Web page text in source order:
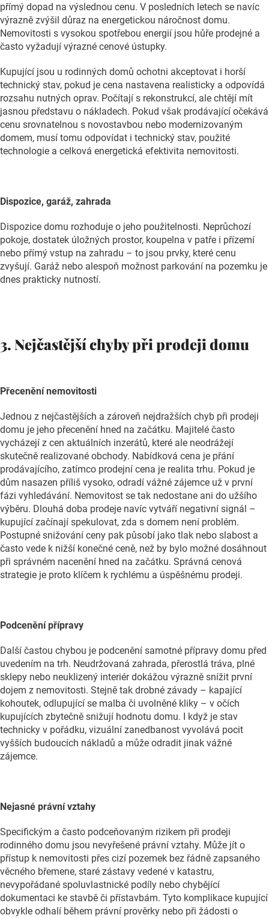
přímý dopad na výslednou cenu. V posledních letech se navíc
výrazně zvýšil důraz na energetickou náročnost domu.
Nemovitosti s vysokou spotřebou energií jsou hůře prodejné a
často vyžadují výrazné cenové ústupky.
Kupující jsou u rodinných domů ochotni akceptovat i horší
technický stav, pokud je cena nastavena realisticky a odpovídá
rozsahu nutných oprav. Počítají s rekonstrukcí, ale chtějí mít
jasnou představu o nákladech. Pokud však prodávající očekává
cenu srovnatelnou s novostavbou nebo modernizovaným
domem, musí tomu odpovídat i technický stav, použité
technologie a celková energetická efektivita nemovitosti.
Dispozice, garáž, zahrada
Dispozice domu rozhoduje o jeho použitelnosti. Neprůchozí
pokoje, dostatek úložných prostor, koupelna v patře i přízemí
nebo přímý vstup na zahradu – to jsou prvky, které cenu
zvyšují. Garáž nebo alespoň možnost parkování na pozemku je
dnes prakticky nutností.
3. Nejčastější chyby při prodeji domu
Přecenění nemovitosti
Jednou z nejčastějších a zároveň nejdražších chyb při prodeji
domu je jeho přecenění hned na začátku. Majitelé často
vycházejí z cen aktuálních inzerátů, které ale neodrážejí
skutečně realizované obchody. Nabídková cena je přání
prodávajícího, zatímco prodejní cena je realita trhu. Pokud je
dům nasazen příliš vysoko, odradí vážné zájemce už v první
fázi vyhledávání. Nemovitost se tak nedostane ani do užšího
výběru. Dlouhá doba prodeje navíc vytváří negativní signál –
kupující začínají spekulovat, zda s domem není problém.
Postupné snižování ceny pak působí jako tlak nebo slabost a
často vede k nižší konečné ceně, než by bylo možné dosáhnout
při správném nacenění hned na začátku. Správná cenová
strategie je proto klíčem k rychlému a úspěšnému prodeji.
Podcenění přípravy
Další častou chybou je podcenění samotné přípravy domu před
uvedením na trh. Neudržovaná zahrada, přerostlá tráva, plné
sklepy nebo neuklizený interiér dokážou výrazně snížit první
dojem z nemovitosti. Stejně tak drobné závady – kapající
kohoutek, odlupující se malba či uvolněné kliky – v očích
kupujících zbytečně snižují hodnotu domu. I když je stav
technicky v pořádku, vizuální zanedbanost vyvolává pocit
vyšších budoucích nákladů a může odradit jinak vážné
zájemce.
Nejasné právní vztahy
Specifickým a často podceňovaným rizikem při prodeji
rodinného domu jsou nevyřešené právní vztahy. Může jít o
přístup k nemovitosti přes cizí pozemek bez řádně zapsaného
věcného břemene, staré zástavy vedené v katastru,
nevypořádané spoluvlastnické podíly nebo chybějící
dokumentaci ke stavbě či přístavbám. Tyto komplikace kupující
obvykle odhalí během právní prověrky nebo při žádosti o